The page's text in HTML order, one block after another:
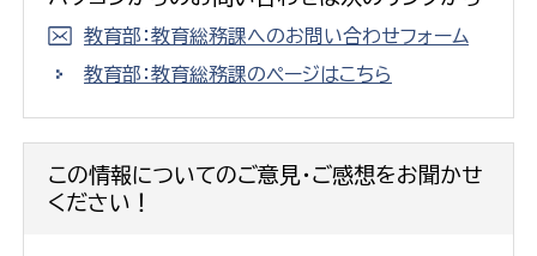
教育部：教育総務課へのお問い合わせフォーム
教育部：教育総務課のページはこちら
この情報についてのご意見・ご感想をお聞かせ
ください！